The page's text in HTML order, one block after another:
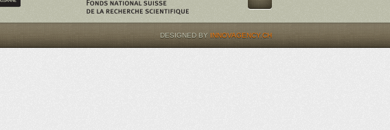
DESIGNED BY INNOVAGENCY.CH